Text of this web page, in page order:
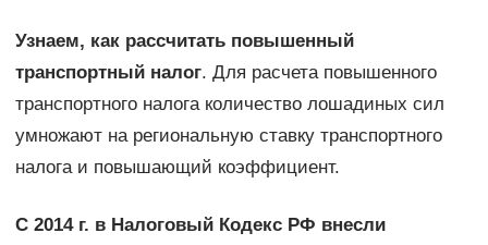
Узнаем, как рассчитать повышенный
транспортный налог. Для расчета повышенного
транспортного налога количество лошадиных сил
умножают на региональную ставку транспортного
налога и повышающий коэффициент.
С 2014 г. в Налоговый Кодекс РФ внесли